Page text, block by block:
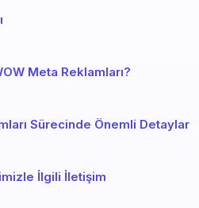
Meta Reklamları?
Sürecinde Önemli Detaylar
İlgili İletişim